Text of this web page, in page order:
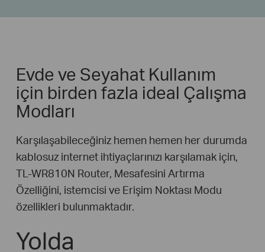
Evde ve Seyahat Kullanım
için birden fazla ideal Çalışma
Modları
Karşılaşabileceğiniz hemen hemen her durumda
kablosuz internet ihtiyaçlarınızı karşılamak için,
TL-WR810N Router, Mesafesini Artırma
Özelliğini, istemcisi ve Erişim Noktası Modu
özellikleri bulunmaktadır.
Yolda